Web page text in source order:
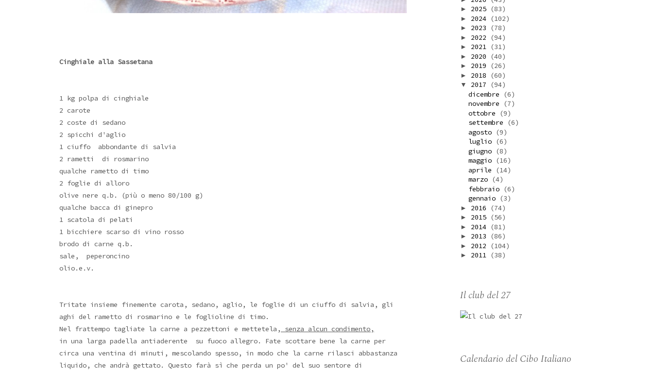
Cinghiale alla Sassetana
1 kg polpa di cinghiale
2 carote
2 coste di sedano
2 spicchi d'aglio
1 ciuffo abbondante di salvia
2 rametti di rosmarino
qualche rametto di timo
2 foglie di alloro
olive nere q.b. (più o meno 80/100 g)
qualche bacca di ginepro
1 scatola di pelati
1 bicchiere scarso di vino rosso
brodo di carne q.b.
sale, peperoncino
olio.e.v.
Tritate insieme finemente carota, sedano, aglio, le foglie di un ciuffo di salvia, gli
aghi del rametto di rosmarino e le foglioline di timo.
Nel frattempo tagliate la carne a pezzettoni e mettetela,
senza alcun condimento,
in una larga padella antiaderente su fuoco allegro. Fate scottare bene la carne per
circa una ventina di minuti, mescolando spesso, in modo che la carne rilasci abbastanza
liquido, che andrà gettato. Questo farà sì che perda un po' del suo sentore di
► 2025 (83)
► 2024 (102)
► 2023 (78)
► 2022 (94)
► 2021 (31)
► 2020 (40)
► 2019 (26)
► 2018 (60)
▼ 2017
(94)
dicembre
(6)
novembre
(7)
ottobre
(9)
settembre
(6)
agosto (9)
luglio (6)
giugno (8)
maggio (16)
aprile
(14)
marzo (4)
febbraio (6)
gennaio (3)
► 2016 (74)
► 2015 (56)
► 2014 (81)
► 2013 (86)
► 2012 (104)
► 2011 (38)
Il club del 27
Calendario del Cibo Italiano